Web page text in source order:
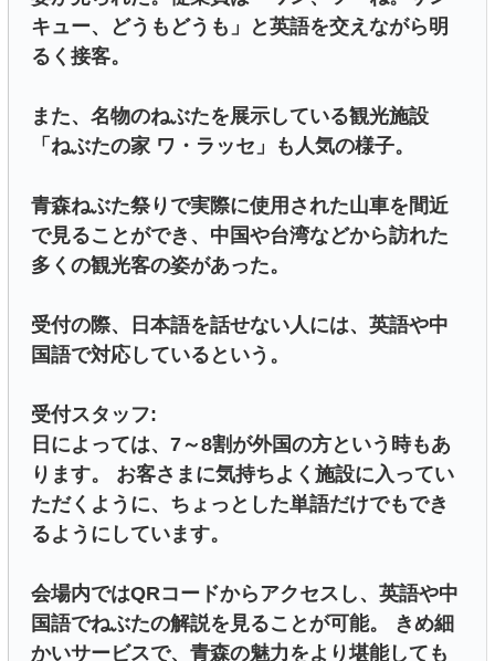
キュー、どうもどうも」と英語を交えながら明
るく接客。
また、名物のねぶたを展示している観光施設
「ねぶたの家 ワ・ラッセ」も人気の様子。
青森ねぶた祭りで実際に使用された山車を間近
で見ることができ、中国や台湾などから訪れた
多くの観光客の姿があった。
受付の際、日本語を話せない人には、英語や中
国語で対応しているという。
受付スタッフ:
日によっては、7～8割が外国の方という時もあ
ります。 お客さまに気持ちよく施設に入ってい
ただくように、ちょっとした単語だけでもでき
るようにしています。
会場内ではQRコードからアクセスし、英語や中
国語でねぶたの解説を見ることが可能。 きめ細
かいサービスで、青森の魅力をより堪能しても